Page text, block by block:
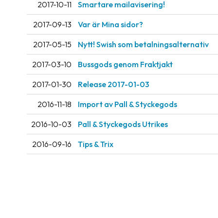
2017-10-11 Smartare mailavisering!
2017-09-13 Var är Mina sidor?
2017-05-15 Nytt! Swish som betalningsalternativ
2017-03-10 Bussgods genom Fraktjakt
2017-01-30 Release 2017-01-03
2016-11-18 Import av Pall & Styckegods
2016-10-03 Pall & Styckegods Utrikes
2016-09-16 Tips & Trix